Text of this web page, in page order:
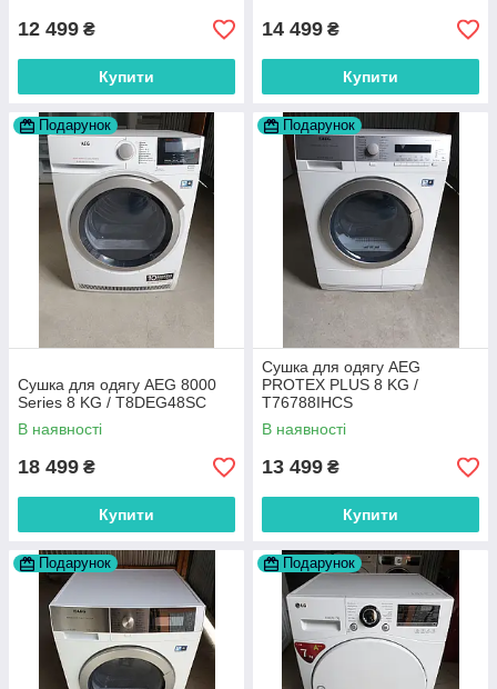
12 499 ₴
Купити
14 499 ₴
Купити
Подарунок
Сушка для одягу AEG 8000
Series 8 KG / T8DEG48SC
В наявності
18 499 ₴
Купити
Подарунок
Сушка для одягу AEG
PROTEX PLUS 8 KG /
T76788IHCS
В наявності
13 499 ₴
Купити
Подарунок Подарунок